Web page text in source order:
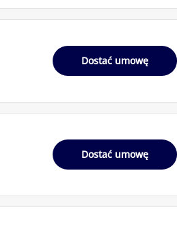
Dostać umowę
Dostać umowę